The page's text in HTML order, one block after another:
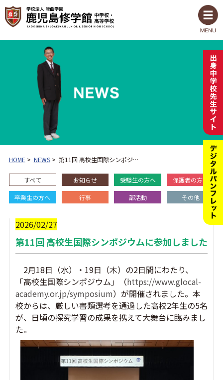
HOME > NEWS> 第11回 高校生国際シンポジ…
すべて お知らせ 受験生の方へ 保護者の方へ
卒業生の方へ 行事 部活動 その他
2026/02/27
第11回 高校生国際シンポジウムに参加しました
2月18日（水）・19日（木）の2日間にわたり、
「高校生国際シンポジウム」（https://www.glocal-
academy.or.jp/symposium）が開催されました。本
校からは、厳しい書類選考を通過した高校2年生の5名
が、日頃の探究学習の成果を携えて大舞台に臨みまし
た。